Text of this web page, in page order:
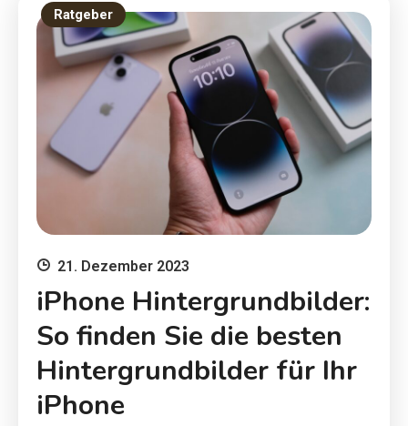
Ratgeber
21. Dezember 2023
iPhone Hintergrundbilder:
So finden Sie die besten
Hintergrundbilder für Ihr
iPhone